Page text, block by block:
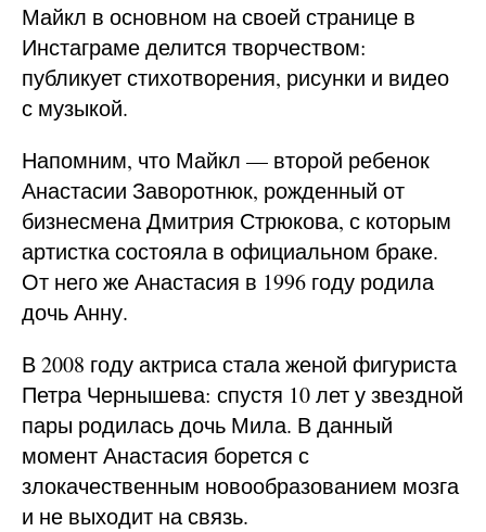
Майкл в основном на своей странице в
Инстаграме делится творчеством:
публикует стихотворения, рисунки и видео
с музыкой.
Напомним, что Майкл — второй ребенок
Анастасии Заворотнюк, рожденный от
бизнесмена Дмитрия Стрюкова, с которым
артистка состояла в официальном браке.
От него же Анастасия в 1996 году родила
дочь Анну.
В 2008 году актриса стала женой фигуриста
Петра Чернышева: спустя 10 лет у звездной
пары родилась дочь Мила. В данный
момент Анастасия борется с
злокачественным новообразованием мозга
и не выходит на связь.